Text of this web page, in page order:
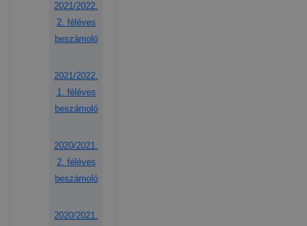
2021/2022.
2. féléves
beszámoló
2021/2022.
1. féléves
beszámoló
2020/2021.
2. féléves
beszámoló
2020/2021.